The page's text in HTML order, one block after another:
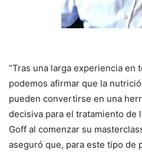
“Tras una larga experiencia en
podemos afirmar que la
pueden convertirse en una
decisiva para el tratamiento de
Goff al comenzar su
aseguró que, para este tipo de